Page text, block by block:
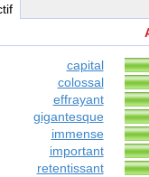
capital
colossal
effrayant
gigantesque
immense
important
retentissant